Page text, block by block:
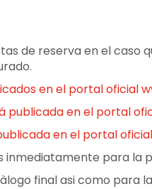
de reserva en el caso
en el portal oficial
publicada en el portal
en el portal
inmediatamente para la
final asi como para